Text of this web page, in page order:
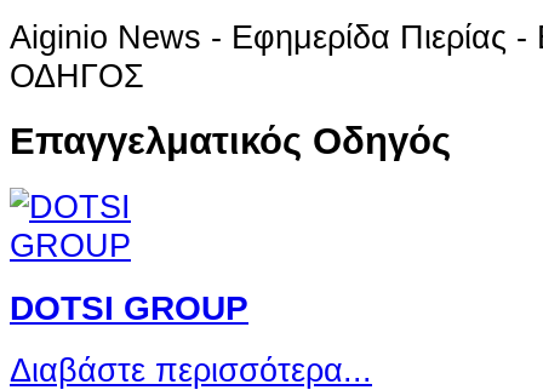
Aiginio News - Εφημερίδα
ΟΔΗΓΟΣ
Επαγγελματικός Οδηγός
DOTSI GROUP
Διαβάστε περισσότερα...